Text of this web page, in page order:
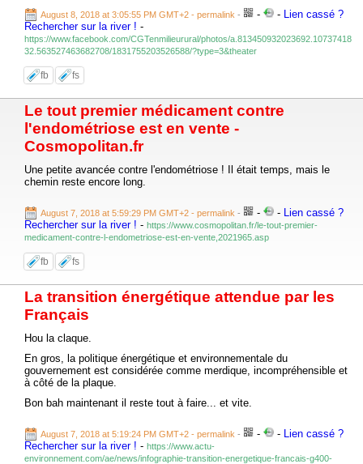
August 8, 2018 at 3:05:55 PM GMT+2 - permalink - - - Lien cassé ?
Rechercher sur la river ! -
https://www.facebook.com/CGTenmilieurural/photos/a.813450932023692.10737418
32.563527463682708/1831755203526588/?type=3&theater
fb fs
Le tout premier médicament contre
l'endométriose est en vente -
Cosmopolitan.fr
Une petite avancée contre l'endométriose ! Il était temps, mais le
chemin reste encore long.
August 7, 2018 at 5:59:29 PM GMT+2 - permalink - - - Lien cassé ?
Rechercher sur la river ! - https://www.cosmopolitan.fr/le-tout-premier-
medicament-contre-l-endometriose-est-en-vente,2021965.asp
fb fs
La transition énergétique attendue par les
Français
Hou la claque.
En gros, la politique énergétique et environnementale du
gouvernement est considérée comme merdique, incompréhensible et
à côté de la plaque.
Bon bah maintenant il reste tout à faire... et vite.
August 7, 2018 at 5:19:24 PM GMT+2 - permalink - - - Lien cassé ?
Rechercher sur la river ! - https://www.actu-
environnement.com/ae/news/infographie-transition-energetique-francais-g400-